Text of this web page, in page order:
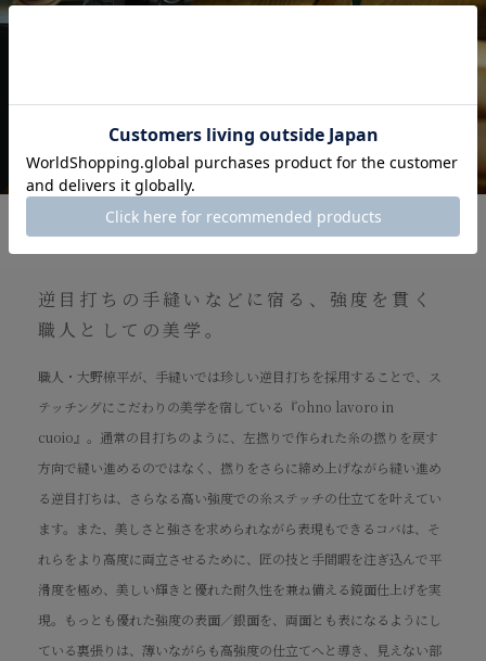
逆目打ちの手縫いなどに宿る、強度を貫く
職人としての美学。
職人・大野椋平が、手縫いでは珍しい逆目打ちを採用することで、ス
テッチングにこだわりの美学を宿している『ohno lavoro in
cuoio』。通常の目打ちのように、左撚りで作られた糸の撚りを戻す
方向で縫い進めるのではなく、撚りをさらに締め上げながら縫い進め
る逆目打ちは、さらなる高い強度での糸ステッチの仕立てを叶えてい
ます。また、美しさと強さを求められながら表現もできるコバは、そ
れらをより高度に両立させるために、匠の技と手間暇を注ぎ込んで平
滑度を極め、美しい輝きと優れた耐久性を兼ね備える鏡面仕上げを実
現。もっとも優れた強度の表面／銀面を、両面とも表になるようにし
ている裏張りは、薄いながらも高強度の仕立てへと導き、見えない部